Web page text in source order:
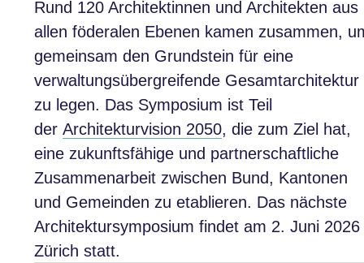
Rund 120 Architektinnen und Architekten aus
allen föderalen Ebenen kamen zusammen,
gemeinsam den Grundstein für eine
verwaltungsübergreifende Gesamtarchitektur
zu legen. Das Symposium ist Teil
der Architekturvision 2050, die zum Ziel hat,
eine zukunftsfähige und partnerschaftliche
Zusammenarbeit zwischen Bund, Kantonen
und Gemeinden zu etablieren. Das nächste
Architektursymposium findet am 2. Juni 2026
Zürich statt.